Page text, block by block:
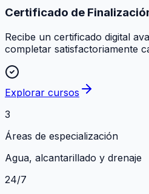
Certificado de
Recibe un certificado digital
completar satisfactoriamente
Explorar cursos
3
Áreas de especialización
Agua, alcantarillado y drenaje
24/7